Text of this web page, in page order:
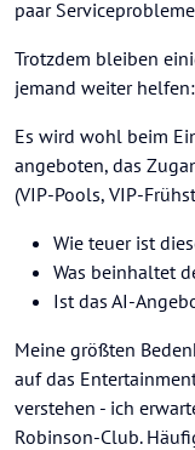
paar
Trotzdem bleiben
jemand weiter helfen:
Es wird wohl beim
angeboten, das
(VIP-Pools, VIP-
Wie teuer ist
Was beinhaltet
Ist das AI-
Meine größten
auf das
verstehen - ich
Robinson-Club.